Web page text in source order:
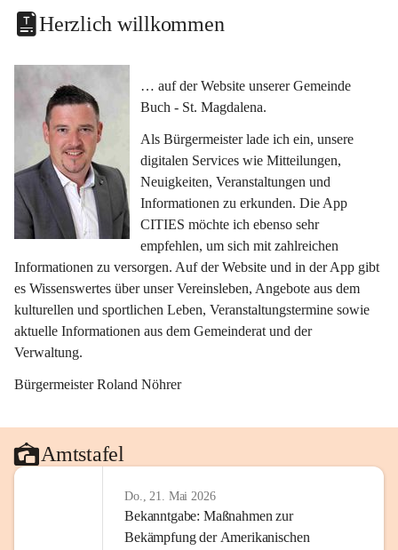
Herzlich willkommen
… auf der Website unserer Gemeinde
Buch - St. Magdalena.
Als Bürgermeister lade ich ein, unsere
digitalen Services wie Mitteilungen,
Neuigkeiten, Veranstaltungen und
Informationen zu erkunden. Die App
CITIES möchte ich ebenso sehr
empfehlen, um sich mit zahlreichen
Informationen zu versorgen. Auf der Website und in der App gibt
es Wissenswertes über unser Vereinsleben, Angebote aus dem
kulturellen und sportlichen Leben, Veranstaltungstermine sowie
aktuelle Informationen aus dem Gemeinderat und der
Verwaltung.
Bürgermeister Roland Nöhrer
Amtstafel
Do., 21. Mai 2026
Bekanntgabe: Maßnahmen zur
Bekämpfung der Amerikanischen